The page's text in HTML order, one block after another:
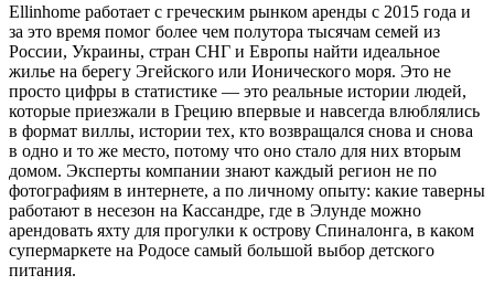
Ellinhome работает с греческим рынком аренды с 2015 года и
за это время помог более чем полутора тысячам семей из
России, Украины, стран СНГ и Европы найти идеальное
жилье на берегу Эгейского или Ионического моря. Это не
просто цифры в статистике — это реальные истории людей,
которые приезжали в Грецию впервые и навсегда влюблялись
в формат виллы, истории тех, кто возвращался снова и снова
в одно и то же место, потому что оно стало для них вторым
домом. Эксперты компании знают каждый регион не по
фотографиям в интернете, а по личному опыту: какие таверны
работают в несезон на Кассандре, где в Элунде можно
арендовать яхту для прогулки к острову Спиналонга, в каком
супермаркете на Родосе самый большой выбор детского
питания.